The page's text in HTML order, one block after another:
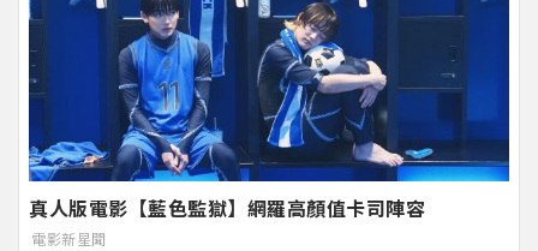
真人版電影【藍色監獄】網羅高顏值卡司陣容
電影新星聞